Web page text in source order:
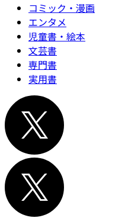
コミック・漫画
エンタメ
児童書・絵本
文芸書
専門書
実用書